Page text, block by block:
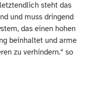
steht das
und muss dringend
das einen hohen
beinhaltet und arme
zu verhindern.“ so